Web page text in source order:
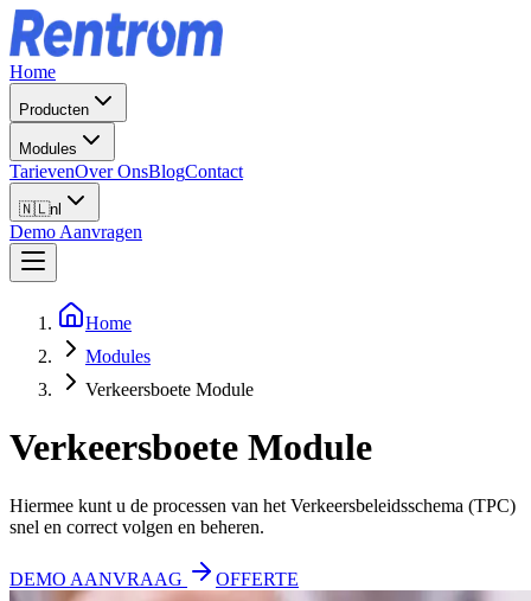
Home
Producten
Modules
TarievenOver OnsBlogContact
🇳🇱nl
Demo Aanvragen
Home
Modules
Verkeersboete Module
Verkeersboete Module
Hiermee kunt u de processen van het Verkeersbeleidsschema (TPC)
snel en correct volgen en beheren.
DEMO AANVRAAG OFFERTE